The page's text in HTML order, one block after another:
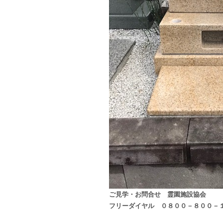
ご見学・お問合せ 霊園施設協会
フリーダイヤル ０８００－８００－